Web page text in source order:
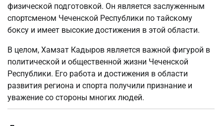
физической подготовкой. Он является заслуженным
спортсменом Чеченской Республики по тайскому
боксу и имеет высокие достижения в этой области.
В целом, Хамзат Кадыров является важной фигурой в
политической и общественной жизни Чеченской
Республики. Его работа и достижения в области
развития региона и спорта получили признание и
уважение со стороны многих людей.